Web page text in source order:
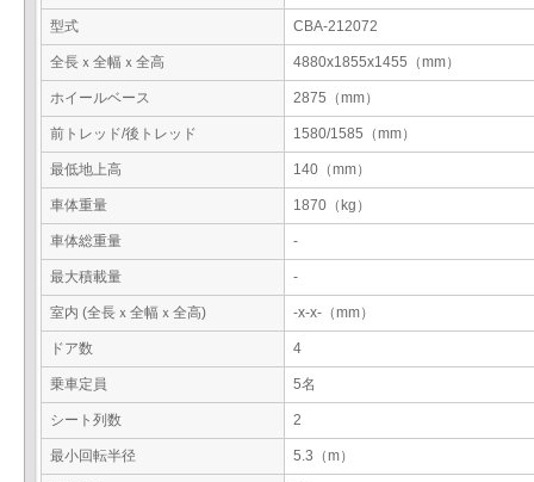
型式 CBA-212072
全長ｘ全幅ｘ全高 4880x1855x1455（mm）
ホイールベース 2875（mm）
前トレッド/後トレッド 1580/1585（mm）
最低地上高 140（mm）
車体重量 1870（kg）
車体総重量 -
最大積載量 -
室内 (全長ｘ全幅ｘ全高) -x-x-（mm）
ドア数 4
乗車定員 5名
シート列数 2
最小回転半径 5.3（m）